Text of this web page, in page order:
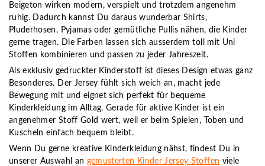
Beigeton wirken modern, verspielt und trotzdem angenehm
ruhig. Dadurch kannst Du daraus wunderbar Shirts,
Pluderhosen, Pyjamas oder gemütliche Pullis nähen, die Kinder
gerne tragen. Die Farben lassen sich ausserdem toll mit Uni
Stoffen kombinieren und passen zu jeder Jahreszeit.
Alsexklusiv gedruckter Kinderstoff ist dieses Design etwas ganz
Besonderes. Der Jersey fühlt sich weich an, macht jede
Bewegung mit und eignet sich perfekt für bequeme
Kinderkleidung im Alltag. Gerade für aktive Kinder ist ein
angenehmer Stoff Gold wert, weil er beim Spielen, Toben und
Kuscheln einfach bequem bleibt.
Wenn Du gerne kreative Kinderkleidung nähst, findest Du in
unserer Auswahl an gemusterten Kinder Jersey Stoffen viele